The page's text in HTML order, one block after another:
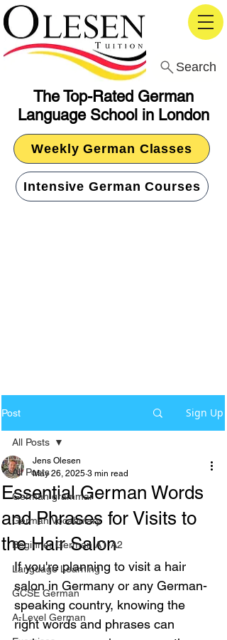
The Top-Rated German
Language School in London
Search
Weekly German Classes
Intensive German Courses
Post Sign Up
All Posts
German grammar
German Vocabulary
Beginner German A1-A2
Language Learning
GCSE German
A-Level German
All Posts
Essential German Words
and Phrases for Visits to
the Hair Salon
Jens Olesen
May 26, 2025 3 min read
If you're planning to visit a hair
salon in Germany or any German-
speaking country, knowing the
right words and phrases can